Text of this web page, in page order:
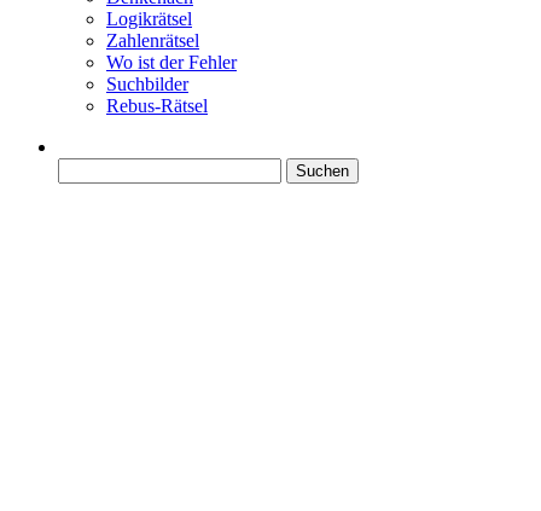
Logikrätsel
Zahlenrätsel
Wo ist der Fehler
Suchbilder
Rebus-Rätsel
nach: